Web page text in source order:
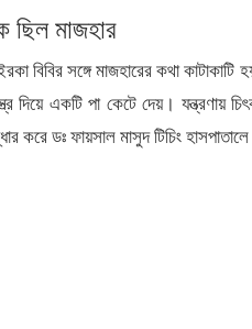
ছিল মাজহার
বিবির সঙ্গে মাজহারের কথা
দিয়ে একটি পা কেটে দেয়। যন্ত্রণায়
করে ডঃ ফায়সাল মাসুদ টিচিং হাসপাতালে